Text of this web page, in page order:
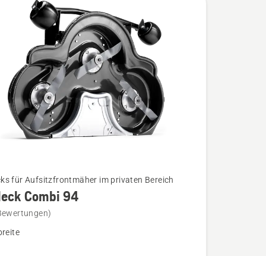
für Aufsitzfrontmäher im privaten Bereich
Combi 94